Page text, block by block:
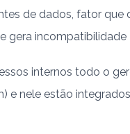
de dados, fator
gera
internos todo o
e nele estão